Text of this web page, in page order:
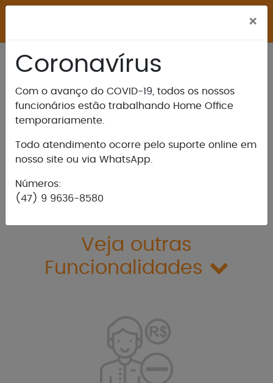
mais / Ocultar
Cadastro de Tipo de
Refeições
Veja outras
Funcionalidades
×
Coronavírus
Com o avanço do COVID-19, todos os nossos
funcionários estão trabalhando Home Office
temporariamente.
Todo atendimento ocorre pelo suporte online em
nosso site ou via WhatsApp.
Números:
(47) 9 9636-8580